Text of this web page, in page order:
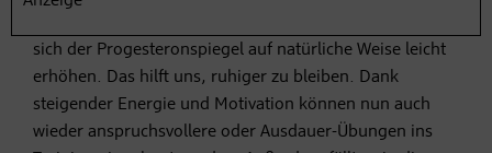
sich der Progesteronspiegel auf natürliche Weise leicht
erhöhen. Das hilft uns, ruhiger zu bleiben. Dank
steigender Energie und Motivation können nun auch
wieder anspruchsvollere oder Ausdauer-Übungen ins